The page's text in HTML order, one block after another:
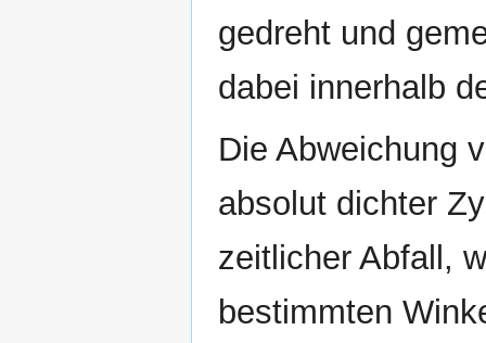
gedreht und
dabei innerhalb
Die Abweichung
absolut dichter
zeitlicher Abfall,
bestimmten